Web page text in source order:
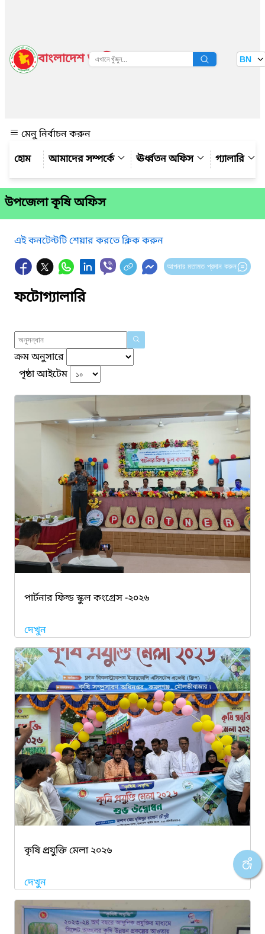
বাংলাদেশ জাতীয় তথ্য বাতায়ন BN
মেনু নির্বাচন করুন
আমাদের সম্পর্কে
ঊর্ধ্বতন অফিস গ্যালারি
উপজেলা কৃষি অফিস
এই কনটেন্টটি শেয়ার করতে ক্লিক করুন
আপনার মতামত প্রদান করুন
ফটোগ্যালারি
ক্রম অনুসারে
পৃষ্ঠা আইটেম
পার্টনার ফিল্ড স্কুল কংগ্রেস -২০২৬
দেখুন
কৃষি প্রযুক্তি মেলা ২০২৬
দেখুন